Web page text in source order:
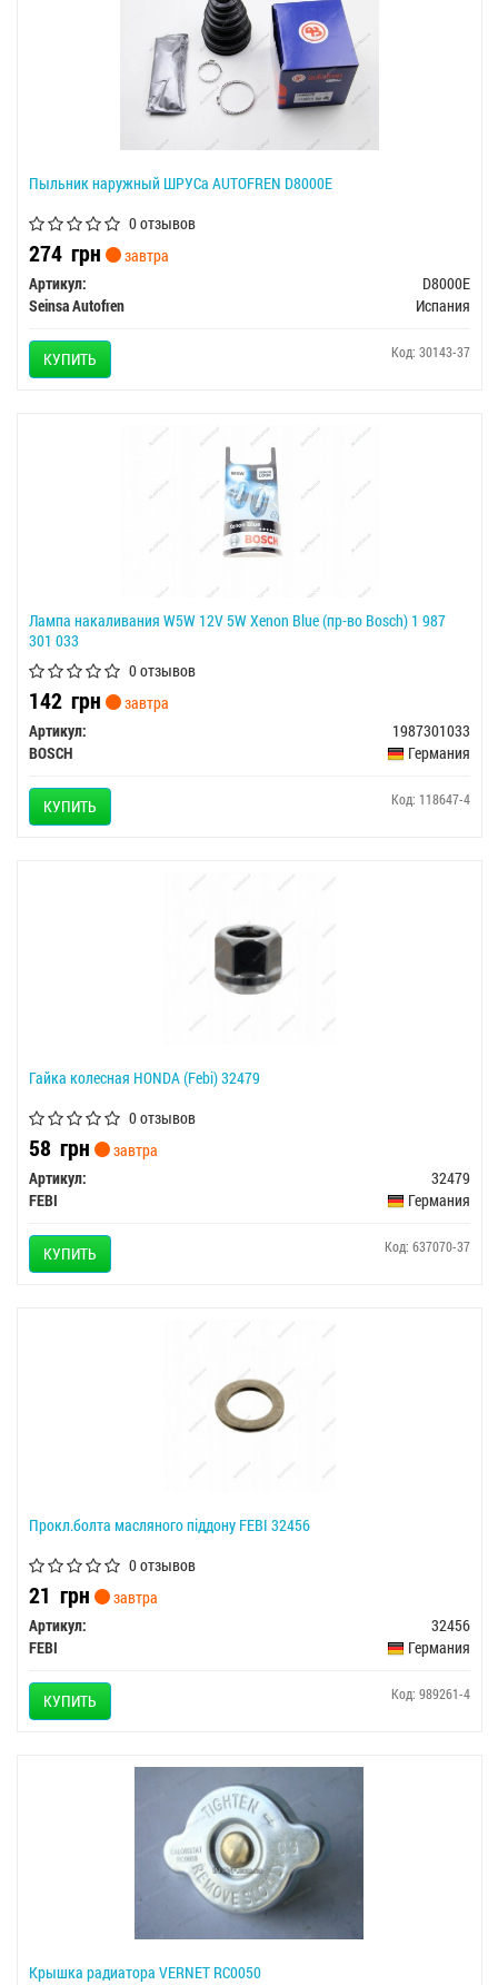
Пыльник наружный ШРУСа AUTOFREN D8000E
0 отзывов
274 грн
завтра
Артикул:
D8000E
Seinsa Autofren
Испания
КУПИТЬ Код: 30143-37
Лампа накаливания W5W 12V 5W Xenon Blue (пр-во Bosch) 1 987
301 033
0 отзывов
142 грн
завтра
Артикул:
1987301033
BOSCH
Германия
КУПИТЬ Код: 118647-4
Гайка колесная HONDA (Febi) 32479
0 отзывов
58 грн
завтра
Артикул:
32479
FEBI
Германия
КУПИТЬ Код: 637070-37
Прокл.болта масляного піддону FEBI 32456
0 отзывов
21 грн
завтра
Артикул:
32456
FEBI
Германия
КУПИТЬ Код: 989261-4
Крышка радиатора VERNET RC0050